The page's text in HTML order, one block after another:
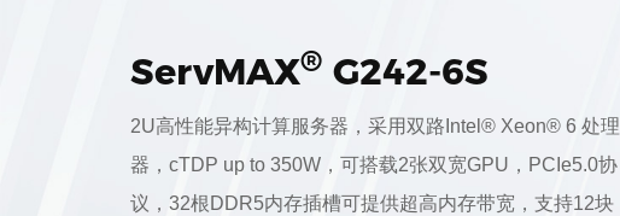
ServMAX® G242-6S
2U高性能异构计算服务器，采用双路Intel® Xeon® 6 处理
器，cTDP up to 350W，可搭载2张双宽GPU，PCIe5.0协
议，32根DDR5内存插槽可提供超高内存带宽，支持12块